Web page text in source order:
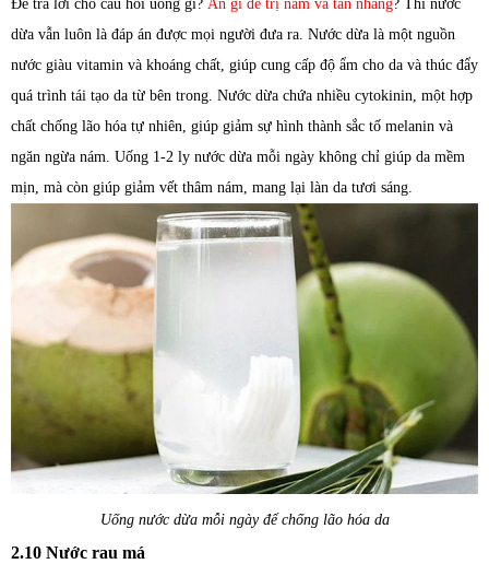
Để trả lời cho câu hỏi uống gì? Ăn gì để trị nám và tàn nhang? Thì nước
dừa vẫn luôn là đáp án được mọi người đưa ra. Nước dừa là một nguồn
nước giàu vitamin và khoáng chất, giúp cung cấp độ ẩm cho da và thúc đẩy
quá trình tái tạo da từ bên trong. Nước dừa chứa nhiều cytokinin, một hợp
chất chống lão hóa tự nhiên, giúp giảm sự hình thành sắc tố melanin và
ngăn ngừa nám. Uống 1-2 ly nước dừa mỗi ngày không chỉ giúp da mềm
mịn, mà còn giúp giảm vết thâm nám, mang lại làn da tươi sáng.
Uống nước dừa mỗi ngày để chống lão hóa da
2.10 Nước rau má